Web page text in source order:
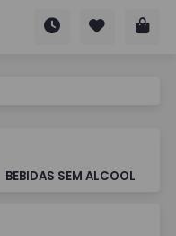
BEBIDAS SEM ALCOOL